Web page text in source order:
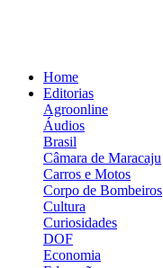
Home
Editorias
Agroonline
Áudios
Brasil
Câmara de Maracaju
Carros e Motos
Corpo de Bombeiros
Cultura
Curiosidades
DOF
Economia